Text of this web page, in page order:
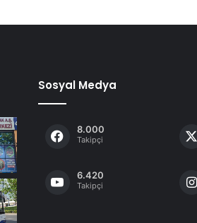
Sosyal Medya
8.000
Takipçi
6.420
Takipçi